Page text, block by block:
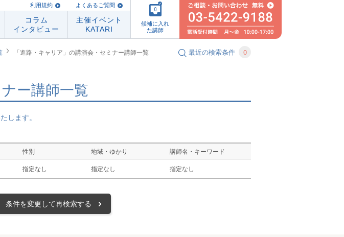
利用規約 よくあるご質問
コラム
インタビュー
主催イベント
KATARI
0
候補に入れ
た講師
「進路・キャリア」の講演会・セミナー講師一覧 最近の検索条件 0
ー講師一覧
します。
性別 地域・ゆかり 講師名・キーワード
指定なし 指定なし 指定なし
条件を変更して再検索する